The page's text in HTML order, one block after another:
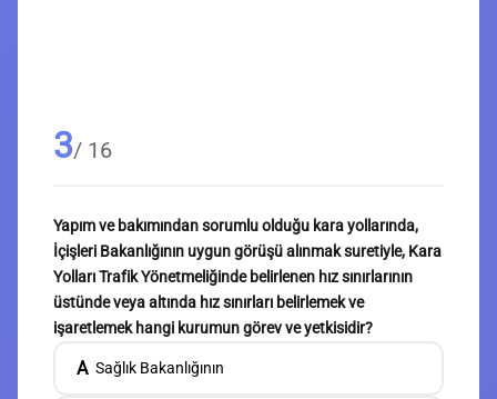
3/ 16
Yapım ve bakımından sorumlu olduğu kara yollarında,
İçişleri Bakanlığının uygun görüşü alınmak suretiyle, Kara
Yolları Trafik Yönetmeliğinde belirlenen hız sınırlarının
üstünde veya altında hız sınırları belirlemek ve
işaretlemek hangi kurumun görev ve yetkisidir?
A Sağlık Bakanlığının